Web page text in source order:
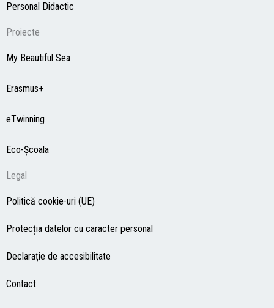
Personal Didactic
Proiecte
My Beautiful Sea
Erasmus+
eTwinning
Eco-Şcoala
Legal
Politică cookie-uri (UE)
Protecția datelor cu caracter personal
Declarație de accesibilitate
Contact